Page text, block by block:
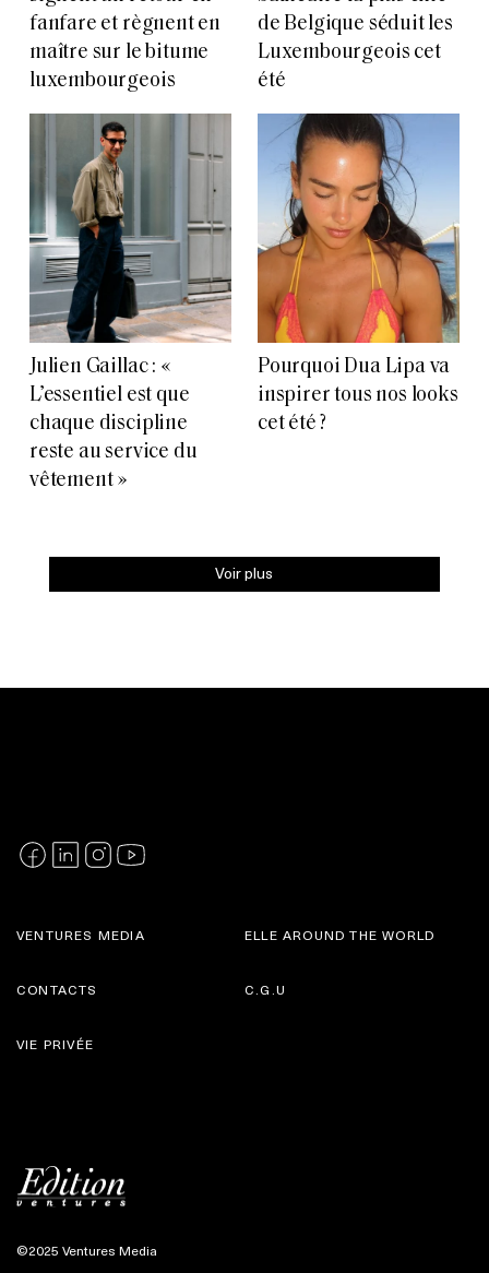
fanfare et règnent en
maître sur le bitume
luxembourgeois
de Belgique séduit les
Luxembourgeois cet
été
Julien Gaillac : «
L’essentiel est que
chaque discipline
reste au service du
vêtement »
Pourquoi Dua Lipa va
inspirer tous nos looks
cet été ?
Voir plus
VENTURES MEDIA
CONTACTS
ELLE AROUND THE WORLD
C.G.U
VIE PRIVÉE
©2025 Ventures Media